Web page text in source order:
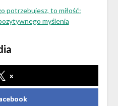
potrzebujesz, to miłość:
myślenia
x